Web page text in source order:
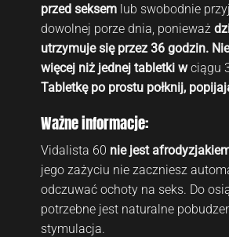
przed seksemlub swobodnie
dowolnej porze dnia, ponieważ
utrzymuje się przez 36 godzin.
więcej niż jednej tabletki wciągu
Tabletkę po prostu połknij,
Ważne informacje:
Vidalista 60 nie jest
jego zażyciu nie zaczniesz
odczuwać ochoty na seks. Do
potrzebne jest naturalne
stymulacja.